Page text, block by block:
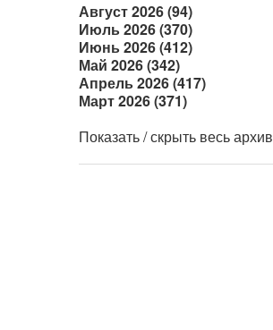
Август 2026 (94)
Июль 2026 (370)
Июнь 2026 (412)
Май 2026 (342)
Апрель 2026 (417)
Март 2026 (371)
Показать / скрыть весь архив